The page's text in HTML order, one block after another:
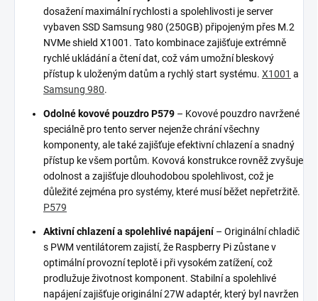
dosažení maximální rychlosti a spolehlivosti je server
vybaven SSD Samsung 980 (250GB) připojeným přes M.2
NVMe shield X1001. Tato kombinace zajišťuje extrémně
rychlé ukládání a čtení dat, což vám umožní bleskový
přístup k uloženým datům a rychlý start systému. X1001 a
Samsung 980.
Odolné kovové pouzdro P579 – Kovové pouzdro navržené
speciálně pro tento server nejenže chrání všechny
komponenty, ale také zajišťuje efektivní chlazení a snadný
přístup ke všem portům. Kovová konstrukce rovněž zvyšuje
odolnost a zajišťuje dlouhodobou spolehlivost, což je
důležité zejména pro systémy, které musí běžet nepřetržitě.
P579
Aktivní chlazení a spolehlivé napájení– Originální chladič
s PWM ventilátorem zajistí, že Raspberry Pi zůstane v
optimální provozní teplotě i při vysokém zatížení, což
prodlužuje životnost komponent. Stabilní a spolehlivé
napájení zajišťuje originální 27W adaptér, který byl navržen